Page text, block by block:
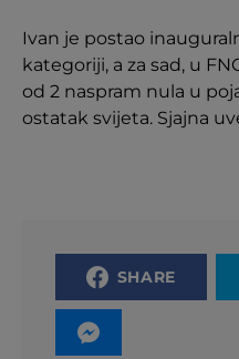
Ivan je postao
kategoriji, a za sad, u
od 2 naspram nula u
ostatak svijeta. Sjajna
SHARE